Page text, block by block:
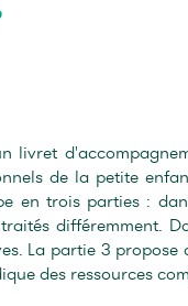
livret
de la petite
en trois parties :
différemment.
La partie 3
des ressources